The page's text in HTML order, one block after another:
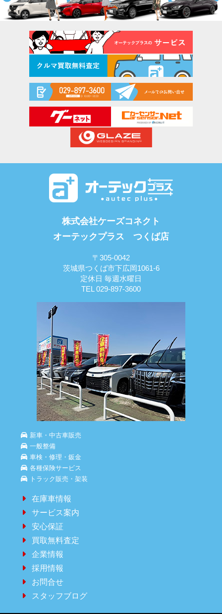
株式会社ケーズコネクト
オーテックプラス つくば店
〒305-0042
茨城県つくば市下広岡1061-6
定休日 毎週水曜日
TEL 029-897-3600
新車・中古車販売
一般整備
車検・修理・鈑金
各種保険サービス
トラック販売・架装
在庫車情報
サービス案内
安心保証
買取無料査定
企業情報
採用情報
お問合せ
スタッフブログ